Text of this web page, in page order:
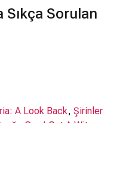
Catfight gibi filmlerde
yönetmen Alexander
Sıkça Sorulan
A Look Back, Şirinler
Can I Get A Witness